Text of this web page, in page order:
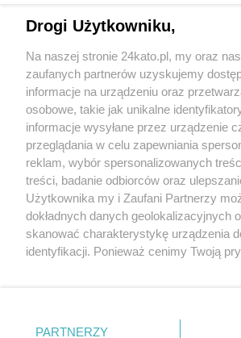
Wydawca mediów lokalnych
Nie zapomnij
zapoznać się z:
polityką prywatności regulamin
Twojemiasto
Piekary Śląskie
Chorzów
Tarnowskie Góry
Gliwice
Kontakt
Wydawca
Redakcja
Drogi Użytkowniku,
Na naszej stronie 24kato.pl, my oraz
zaufanych partnerów uzyskujemy
informacje na urządzeniu oraz
osobowe, takie jak unikalne
informacje wysyłane przez urządzenie
przeglądania w celu zapewniania
reklam, wybór spersonalizowanych
treści, badanie odbiorców oraz
Użytkownika my i Zaufani Partnerzy
dokładnych danych geolokalizacyjnych
skanować charakterystykę urządzenia
identyfikacji. Ponieważ cenimy Twoją
prywatności znajdujący się w lewym
PARTNERZY